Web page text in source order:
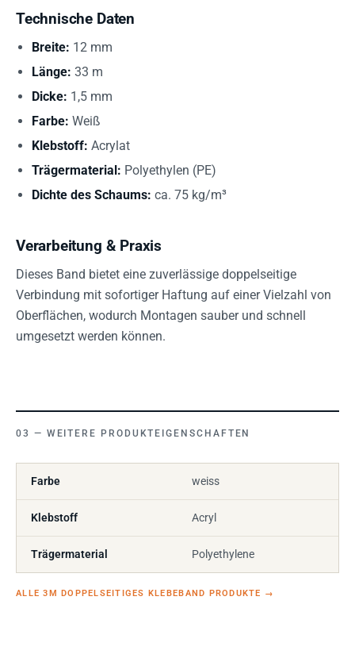
Technische Daten
Breite: 12 mm
Länge: 33 m
Dicke: 1,5 mm
Farbe: Weiß
Klebstoff: Acrylat
Trägermaterial: Polyethylen (PE)
Dichte des Schaums: ca. 75 kg/m³
Verarbeitung & Praxis
Dieses Band bietet eine zuverlässige doppelseitige
Verbindung mit sofortiger Haftung auf einer Vielzahl von
Oberflächen, wodurch Montagen sauber und schnell
umgesetzt werden können.
WEITERE PRODUKTEIGENSCHAFTEN
Farbe weiss
Klebstoff Acryl
Trägermaterial Polyethylene
ALLE 3M DOPPELSEITIGES KLEBEBAND PRODUKTE →